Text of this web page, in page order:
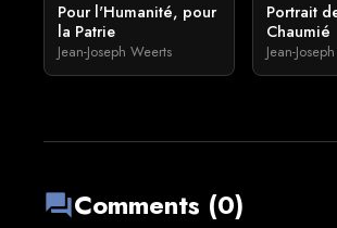
Pour l'Humanité, pour
la Patrie
Jean-Joseph Weerts
Portrait
Chaumié
Jean-
forumComments (0)